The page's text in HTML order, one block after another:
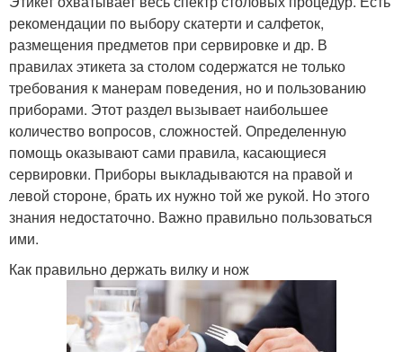
рекомендации по выбору скатерти и салфеток,
размещения предметов при сервировке и др. В
правилах этикета за столом содержатся не только
требования к манерам поведения, но и пользованию
приборами. Этот раздел вызывает наибольшее
количество вопросов, сложностей. Определенную
помощь оказывают сами правила, касающиеся
сервировки. Приборы выкладываются на правой и
левой стороне, брать их нужно той же рукой. Но этого
знания недостаточно. Важно правильно пользоваться
ими.
Как правильно держать вилку и нож